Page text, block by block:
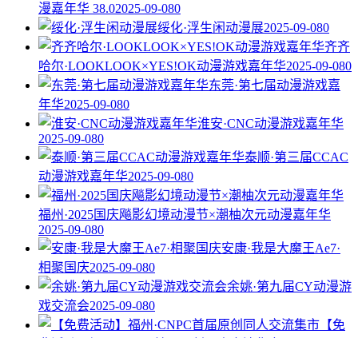
漫嘉年华 38.02025-09-080
绥化·浮生闲动漫展2025-09-080
齐齐
哈尔·LOOKLOOK×YES!OK动漫游戏嘉年华2025-09-080
东莞·第七届动漫游戏嘉
年华2025-09-080
淮安·CNC动漫游戏嘉年华
2025-09-080
泰顺·第三届CCAC
动漫游戏嘉年华2025-09-080
福州·2025国庆飚影幻境动漫节×潮柚次元动漫嘉年华
2025-09-080
安康·我是大魔王Ae7·
相聚国庆2025-09-080
余姚·第九届CY动漫游
戏交流会2025-09-080
【免